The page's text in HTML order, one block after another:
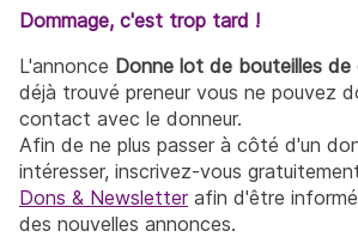
Dommage, c'est trop tard !
L'annonce Donne lot de bouteilles de
déjà trouvé preneur vous ne pouvez
contact avec le donneur.
Afin de ne plus passer à côté d'un
intéresser, inscrivez-vous
Dons & Newsletterafin d'être
des nouvelles annonces.